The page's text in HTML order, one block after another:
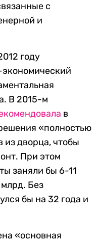
с
и
году
В 2015-м
в
«полностью
из дворца, чтобы
При этом
заняли бы 6-11
Без
бы на 32 года и
«основная